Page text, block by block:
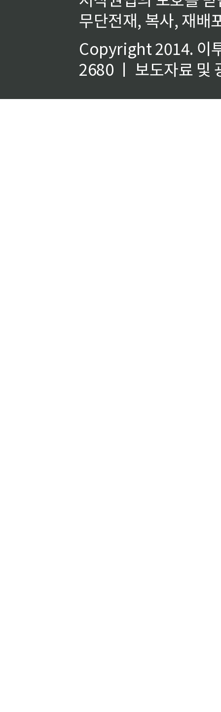
무단전재, 복사, 재배
Copyright 2014. 이
2680 ㅣ 보도자료